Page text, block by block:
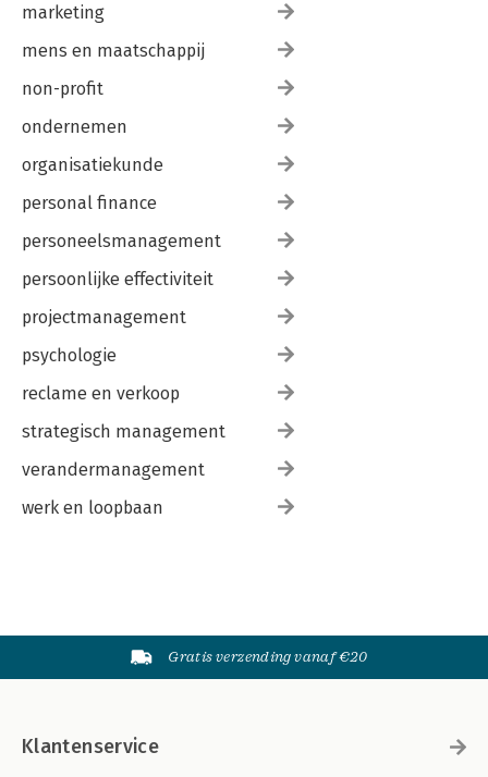
marketing
mens en maatschappij
non-profit
ondernemen
organisatiekunde
personal finance
personeelsmanagement
persoonlijke effectiviteit
projectmanagement
psychologie
reclame en verkoop
strategisch management
verandermanagement
werk en loopbaan
Gratis verzending vanaf €20
Klantenservice